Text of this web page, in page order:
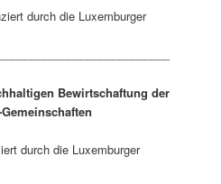
durch die Luxemburger
Bewirtschaftung der
durch die Luxemburger